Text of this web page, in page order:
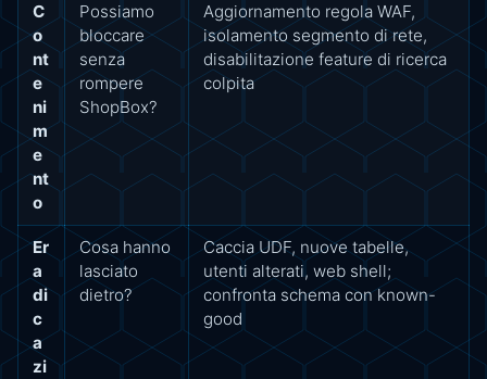
C
o
nt
e
ni
m
e
nt
o
Possiamo
bloccare
senza
rompere
ShopBox?
Aggiornamento regola WAF,
isolamento segmento di rete,
disabilitazione feature di ricerca
colpita
Er
a
di
c
a
zi
Cosa hanno
lasciato
dietro?
Caccia UDF, nuove tabelle,
utenti alterati, web shell;
confronta schema con known-
good